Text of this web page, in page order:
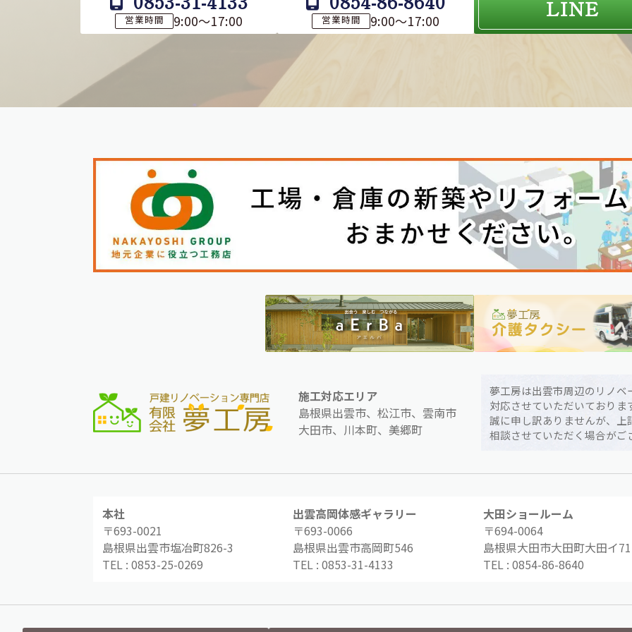
営業時間 9:00～17:00 営業時間 9:00～17:00 LINE
施工対応エリア
島根県出雲市、松江市、雲南市
大田市、川本町、美郷町
夢工房は出雲市周辺のリノ
対応させていただいておりま
誠に申し訳ありませんが、
相談させていただく場合がご
本社
〒693-0021
島根県出雲市塩冶町826-3
TEL : 0853-25-0269
出雲高岡体感ギャラリー
〒693-0066
島根県出雲市高岡町546
TEL : 0853-31-4133
大田ショールーム
〒694-0064
島根県大田市大田町大田イ
TEL : 0854-86-8640